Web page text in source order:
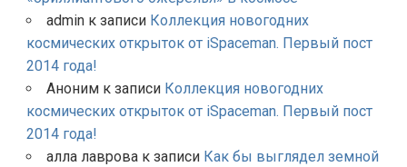
adminк записи Коллекция новогодних
космических открыток от iSpaceman. Первый пост
2014 года!
Анонимк записи Коллекция новогодних
космических открыток от iSpaceman. Первый пост
2014 года!
алла лавровак записи Как бы выглядел земной